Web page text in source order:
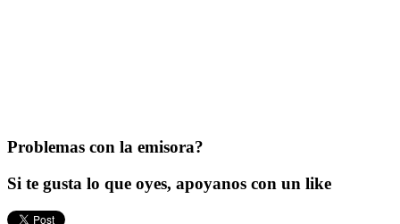
Problemas con la emisora?
Si te gusta lo que oyes, apoyanos con un like